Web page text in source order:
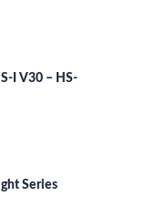
I V30 – HS-
Series